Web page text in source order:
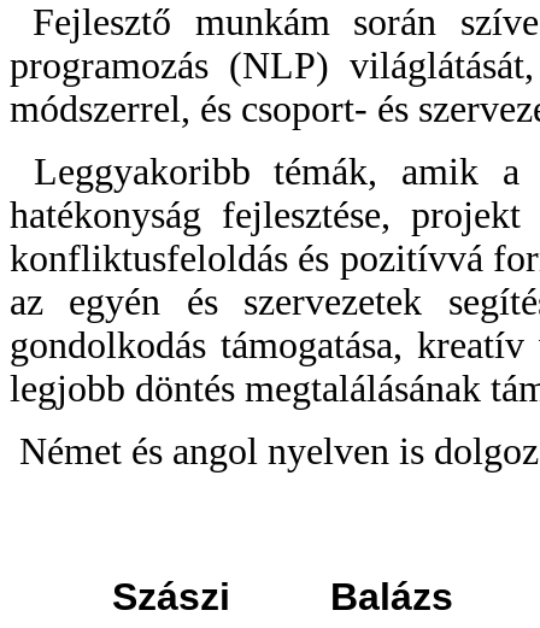
Fejlesztő munkám során
programozás (NLP)
módszerrel, és csoport- és
Leggyakoribb témák, amik a
hatékonyság fejlesztése,
konfliktusfeloldás és pozitívvá
az egyén és szervezetek
gondolkodás támogatása,
legjobb döntés megtalálásának
Német és angol nyelven is
Szászi